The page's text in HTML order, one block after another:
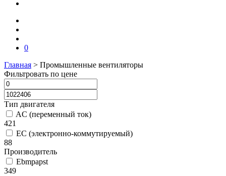
0
Главная > Промышленные вентиляторы
Фильтровать по цене
Тип двигателя
AC (переменный ток)
421
EC (электронно-коммутируемый)
88
Производитель
Ebmpapst
349